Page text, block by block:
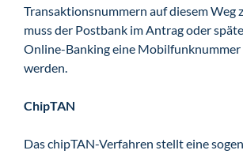
Transaktionsnummern auf diesem Weg
muss der Postbank im Antrag oder
Online-Banking eine Mobilfunknummer
werden.
ChipTAN
Das chipTAN-Verfahren stellt eine